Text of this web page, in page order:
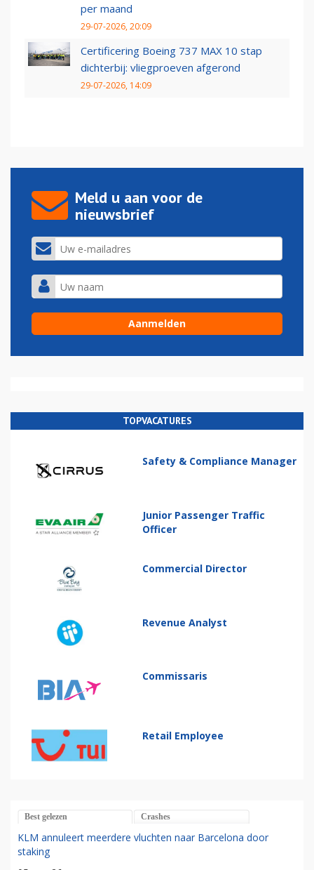
per maand
29-07-2026, 20:09
Certificering Boeing 737 MAX 10 stap
dichterbij: vliegproeven afgerond
29-07-2026, 14:09
Meld u aan voor de
nieuwsbrief
TOPVACATURES
Safety & Compliance Manager
Junior Passenger Traffic
Officer
Commercial Director
Revenue Analyst
Commissaris
Retail Employee
Best gelezen Crashes
KLM annuleert meerdere vluchten naar Barcelona door
staking